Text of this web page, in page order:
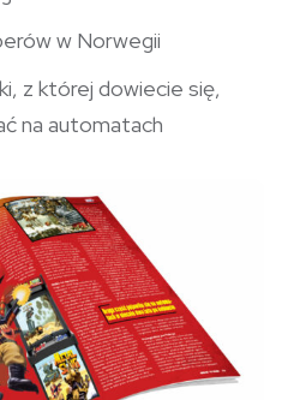
w Norwegii
z której dowiecie się,
na automatach